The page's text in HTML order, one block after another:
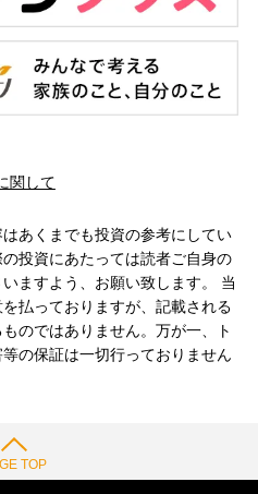
関して
あくまでも投資の参考にしてい
投資にあたっては読者ご自身の
ますよう、お願い致します。 当
払っておりますが、記載される
のではありません。万が一、ト
の保証は一切行っておりません
TOP